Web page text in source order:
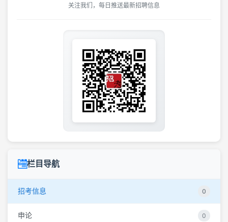
关注我们，每日推送最新招聘信息
栏目导航
招考信息 0
申论 0